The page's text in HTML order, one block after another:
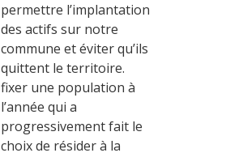
permettre l’implantation
des actifs sur notre
commune et éviter qu’ils
quittent le territoire.
fixer une population à
l’année qui a
progressivement fait le
choix de résider à la